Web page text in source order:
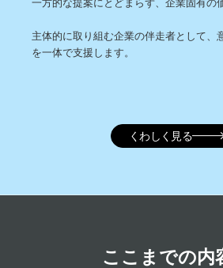
一方的な提案にとどまらず、企業固有の
主体的に取り組む企業の伴走者として、
を一体で支援します。
くわしく見る
ここまでの内